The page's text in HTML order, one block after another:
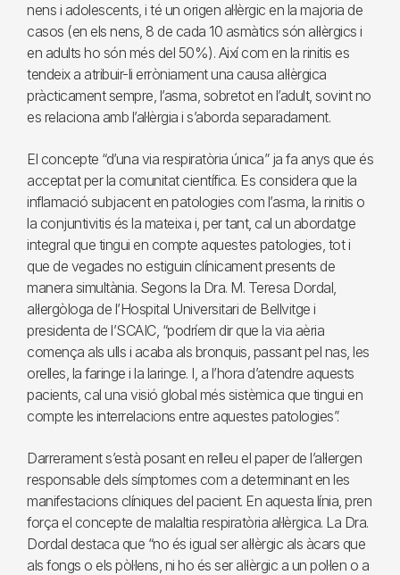
nens i adolescents, i té un origen al·lèrgic en la majoria de
casos (en els nens, 8 de cada 10 asmàtics són al·lèrgics i
en adults ho són més del 50%). Així com en la rinitis es
tendeix a atribuir-li erròniament una causa al·lèrgica
pràcticament sempre, l’asma, sobretot en l’adult, sovint no
es relaciona amb l’al·lèrgia i s’aborda separadament.
El concepte “d’una via respiratòria única” ja fa anys que és
acceptat per la comunitat científica. Es considera que la
inflamació subjacent en patologies com l’asma, la rinitis o
la conjuntivitis és la mateixa i, per tant, cal un abordatge
integral que tingui en compte aquestes patologies, tot i
que de vegades no estiguin clínicament presents de
manera simultània. Segons la Dra. M. Teresa Dordal,
al·lergòloga de l’Hospital Universitari de Bellvitge i
presidenta de l’SCAIC, “podríem dir que la via aèria
comença als ulls i acaba als bronquis, passant pel nas, les
orelles, la faringe i la laringe. I, a l’hora d’atendre aquests
pacients, cal una visió global més sistèmica que tingui en
compte les interrelacions entre aquestes patologies”.
Darrerament s’està posant en relleu el paper de l’al·lergen
responsable dels símptomes com a determinant en les
manifestacions clíniques del pacient. En aquesta línia, pren
força el concepte de malaltia respiratòria al·lèrgica. La Dra.
Dordal destaca que “no és igual ser al·lèrgic als àcars que
als fongs o els pòl·lens, ni ho és ser al·lèrgic a un pol·len o a